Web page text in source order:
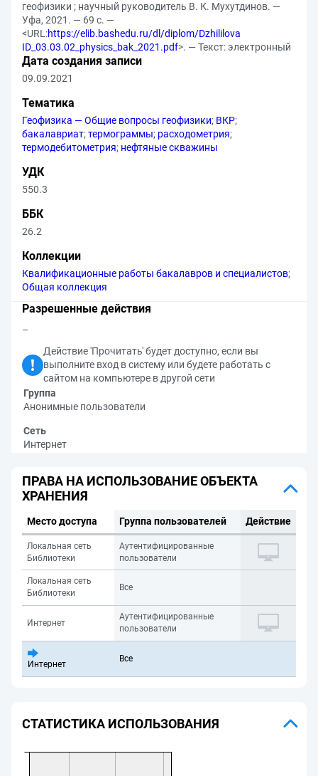
геофизики ; научный руководитель В. К. Мухутдинов. —
Уфа, 2021. — 69 с. —
<URL:https://elib.bashedu.ru/dl/diplom/Dzhililova
ID_03.03.02_physics_bak_2021.pdf>. — Текст: электронный
Дата создания записи
09.09.2021
Тематика
Геофизика — Общие вопросы геофизики; ВКР;
бакалавриат;термограммы; расходометрия;
термодебитометрия; нефтяные скважины
УДК
550.3
ББК
26.2
Коллекции
Квалификационные работы бакалавров и специалистов;
Общая коллекция
Разрешенные действия
–
Действие 'Прочитать' будет доступно, если вы
выполните вход в систему или будете работать с
сайтом на компьютере в другой сети
Группа
Анонимные пользователи
Сеть
Интернет
ПРАВА НА ИСПОЛЬЗОВАНИЕ ОБЪЕКТА
ХРАНЕНИЯ
Место доступа Группа пользователей Действие
Локальная сеть
Библиотеки
Аутентифицированные
пользователи
Локальная сеть
Библиотеки
Все
Интернет
Аутентифицированные
пользователи
Интернет
Все
СТАТИСТИКА ИСПОЛЬЗОВАНИЯ